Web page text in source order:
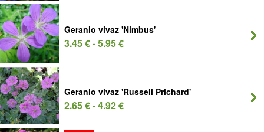
Geranio vivaz 'Nimbus'
3.45 € - 5.95 €
Geranio vivaz 'Russell Prichard'
2.65 € - 4.92 €